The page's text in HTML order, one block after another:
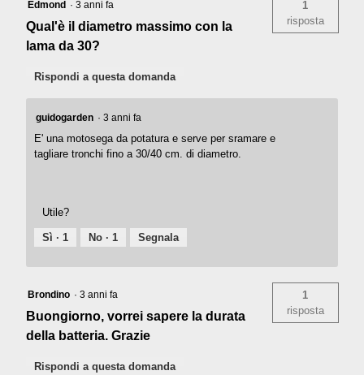
Edmond · 3 anni fa
Qual'è il diametro massimo con la
lama da 30?
1
risposta
Rispondi a questa domanda
guidogarden · 3 anni fa
E' una motosega da potatura e serve per sramare e
tagliare tronchi fino a 30/40 cm. di diametro.
Utile?
Sì · 1 No · 1 Segnala
Brondino · 3 anni fa
Buongiorno, vorrei sapere la durata
della batteria. Grazie
1
risposta
Rispondi a questa domanda